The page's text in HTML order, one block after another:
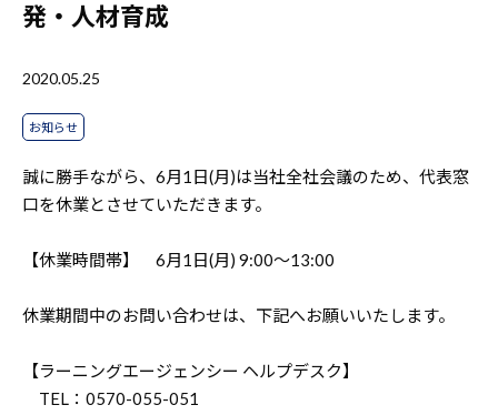
発・人材育成
2020.05.25
お知らせ
誠に勝手ながら、6月1日(月)は当社全社会議のため、代表窓
口を休業とさせていただきます。
【休業時間帯】 6月1日(月) 9:00～13:00
休業期間中のお問い合わせは、下記へお願いいたします。
【ラーニングエージェンシー ヘルプデスク】
TEL：0570-055-051